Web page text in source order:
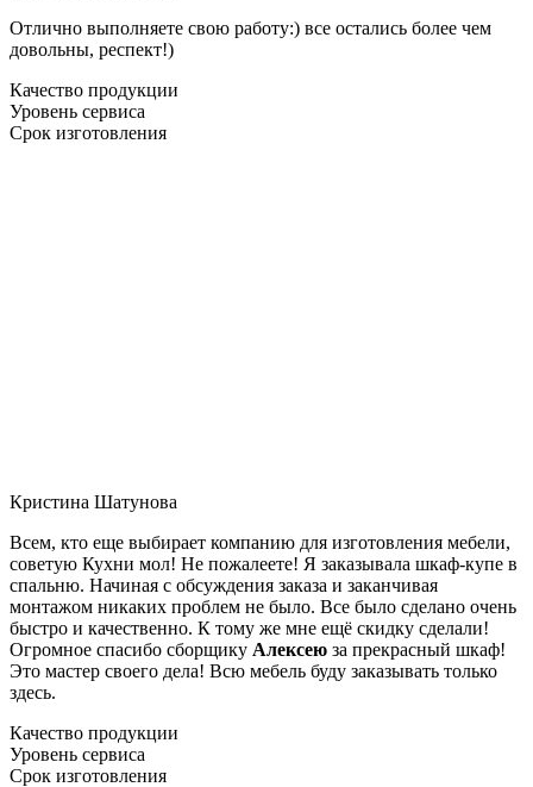
Отлично выполняете свою работу:) все остались более чем
довольны, респект!)
Качество продукции
Уровень сервиса
Срок изготовления
Кристина Шатунова
Всем, кто еще выбирает компанию для изготовления мебели,
советую Кухни мол! Не пожалеете! Я заказывала шкаф-купе в
спальню. Начиная с обсуждения заказа и заканчивая
монтажом никаких проблем не было. Все было сделано очень
быстро и качественно. К тому же мне ещё скидку сделали!
Огромное спасибо сборщику Алексею за прекрасный шкаф!
Это мастер своего дела! Всю мебель буду заказывать только
здесь.
Качество продукции
Уровень сервиса
Срок изготовления